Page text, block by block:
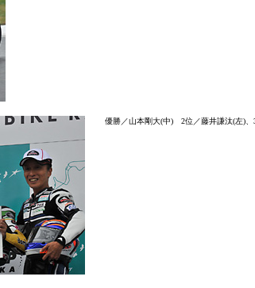
優勝／山本剛大(中) 2位／藤井謙汰(左)、